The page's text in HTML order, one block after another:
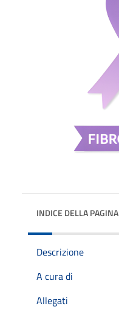
INDICE DELLA PAGINA
Descrizione
A cura di
Allegati